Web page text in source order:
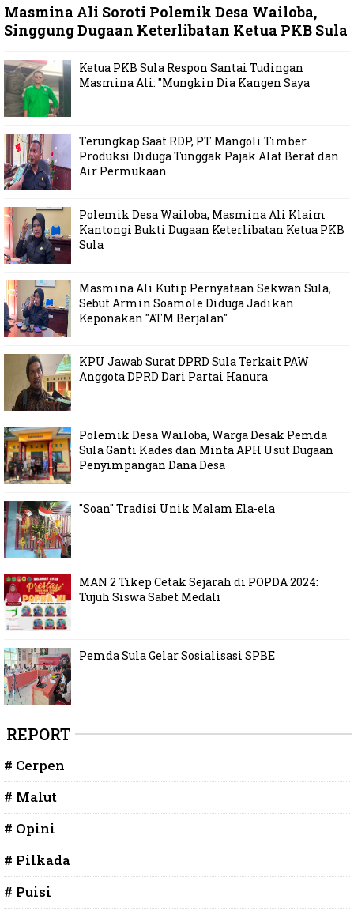
Masmina Ali Soroti Polemik Desa Wailoba,
Singgung Dugaan Keterlibatan Ketua PKB Sula
Ketua PKB Sula Respon Santai Tudingan
Masmina Ali: "Mungkin Dia Kangen Saya
Terungkap Saat RDP, PT Mangoli Timber
Produksi Diduga Tunggak Pajak Alat Berat dan
Air Permukaan
Polemik Desa Wailoba, Masmina Ali Klaim
Kantongi Bukti Dugaan Keterlibatan Ketua PKB
Sula
Masmina Ali Kutip Pernyataan Sekwan Sula,
Sebut Armin Soamole Diduga Jadikan
Keponakan "ATM Berjalan"
KPU Jawab Surat DPRD Sula Terkait PAW
Anggota DPRD Dari Partai Hanura
Polemik Desa Wailoba, Warga Desak Pemda
Sula Ganti Kades dan Minta APH Usut Dugaan
Penyimpangan Dana Desa
"Soan" Tradisi Unik Malam Ela-ela
MAN 2 Tikep Cetak Sejarah di POPDA 2024:
Tujuh Siswa Sabet Medali
Pemda Sula Gelar Sosialisasi SPBE
REPORT
# Cerpen
# Malut
# Opini
# Pilkada
# Puisi